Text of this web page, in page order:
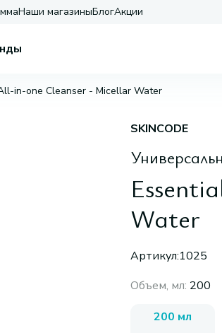
Наши магазиныБлогАкции
in-one Cleanser - Micellar Water
SKINCODE
Water
Артикул:1025
Объем, мл: 200
200 мл